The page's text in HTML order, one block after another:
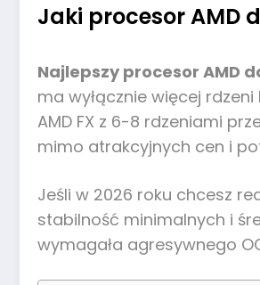
Jaki procesor AMD
Najlepszy procesor AMD
ma wyłącznie więcej
AMD FX z 6-8 rdzeniami
mimo atrakcyjnych cen i
Jeśli w 2026 roku chcesz
stabilność minimalnych i
wymagała agresywnego